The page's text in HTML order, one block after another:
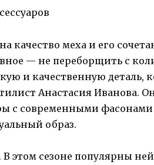
качество меха и его
— не переборщить с
и качественную деталь,
Анастасия Иванова.
с современными
образ.
этом сезоне популярны